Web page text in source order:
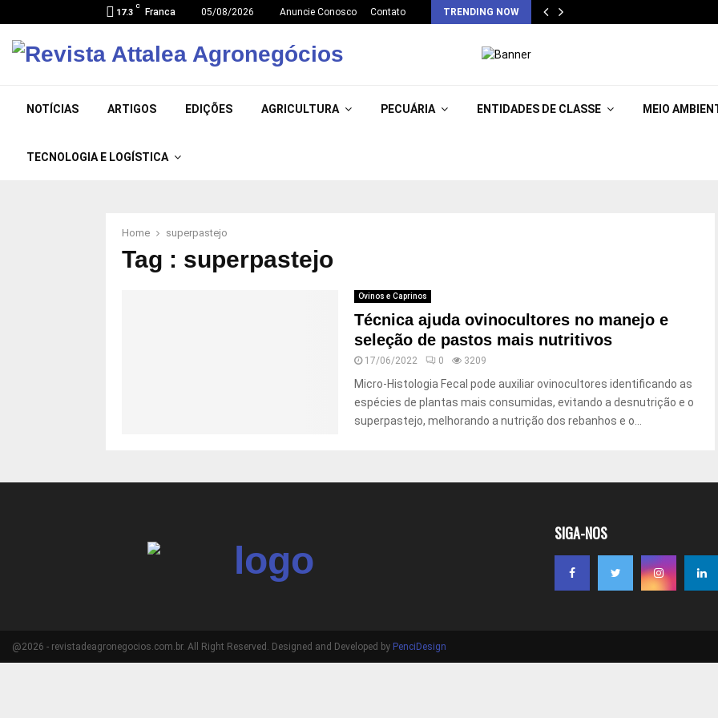
17.3
C
Franca 05/08/2026 Anuncie Conosco Contato TRENDING NOW
NOTÍCIAS ARTIGOS EDIÇÕES AGRICULTURA PECUÁRIA ENTIDADES DE CLASSE MEIO
TECNOLOGIA E LOGÍSTICA
Home superpastejo
Tag : superpastejo
Ovinos e Caprinos
Técnica ajuda ovinocultores no manejo e
seleção de pastos mais nutritivos
17/06/2022 0 3209
Micro-Histologia Fecal pode auxiliar ovinocultores identificando as
espécies de plantas mais consumidas, evitando a desnutrição e o
superpastejo, melhorando a nutrição dos rebanhos e o...
SIGA-NOS
@2026 - revistadeagronegocios.com.br. All Right Reserved. Designed and Developed by PenciDesign